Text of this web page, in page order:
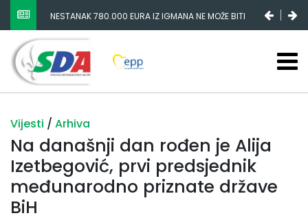
NESTANAK 780.000 EURA IZ IGMANA NE MOŽE BITI
SLUČAJNI PREVID, ODGOVORNOST MORAJU SNOSITI
VLADA FBIH I NJENI KADROVI
Vijesti / Arhiva
Na današnji dan rođen je Alija
Izetbegović, prvi predsjednik
međunarodno priznate države
BiH